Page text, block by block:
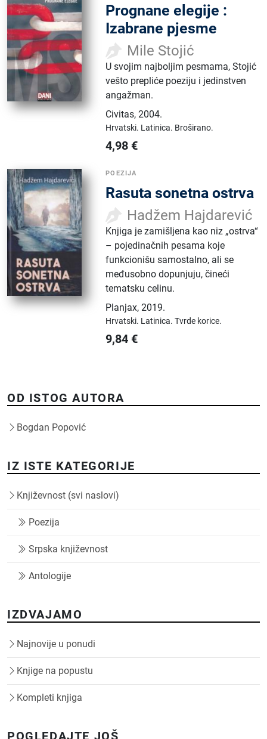
Prognane elegije :
Izabrane pjesme
Mile Stojić
U svojim najboljim pesmama, Stojić
vešto prepliće poeziju i jedinstven
angažman.
Civitas,2004.
Hrvatski. Latinica. Broširano.
4,98 €
POEZIJA
Rasuta sonetna ostrva
Hadžem Hajdarević
Knjiga je zamišljena kao niz „ostrva“
– pojedinačnih pesama koje
funkcionišu samostalno, ali se
međusobno dopunjuju, čineći
tematsku celinu.
Planjax,2019.
Hrvatski. Latinica.Tvrde korice.
9,84 €
OD ISTOG AUTORA
Bogdan Popović
IZ ISTE KATEGORIJE
Književnost (svi naslovi)
Poezija
Srpska književnost
Antologije
IZDVAJAMO
Najnovije u ponudi
Knjige na popustu
Kompleti knjiga
POGLEDAJTE JOŠ